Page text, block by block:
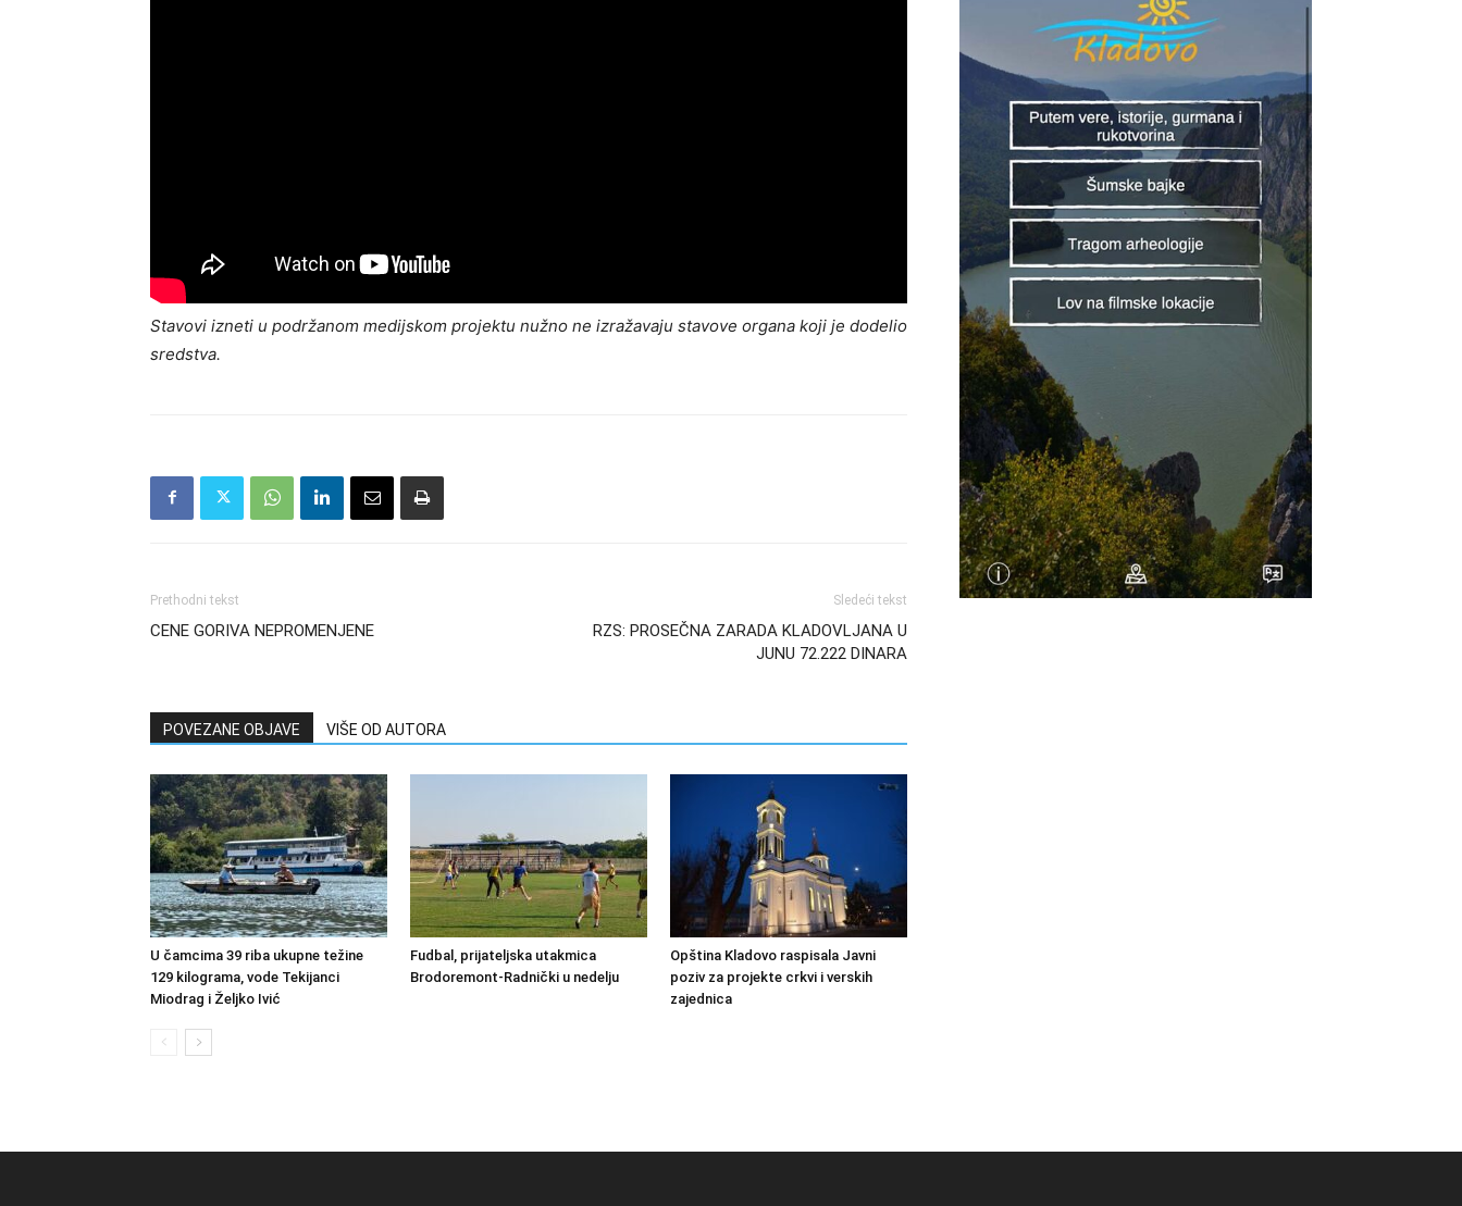
Stavovi izneti u podržanom medijskom projektu nužno ne izražavaju stavove organa koji je dodelio
sredstva.
Prethodni tekst
CENE GORIVA NEPROMENJENE
Sledeći tekst
RZS: PROSEČNA ZARADA KLADOVLJANA U
JUNU 72.222 DINARA
POVEZANE OBJAVE VIŠE OD AUTORA
U čamcima 39 riba ukupne težine
129 kilograma, vode Tekijanci
Miodrag i Željko Ivić
Fudbal, prijateljska utakmica
Brodoremont-Radnički u nedelju
Opština Kladovo raspisala Javni
poziv za projekte crkvi i verskih
zajednica